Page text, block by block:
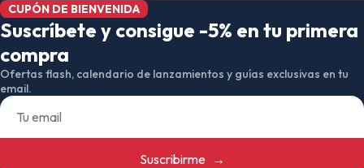
CUPÓN DE BIENVENIDA
Suscríbete y consigue -5% en tu primera
compra
Ofertas flash, calendario de lanzamientos y guías exclusivas en tu
email.
Suscribirme →